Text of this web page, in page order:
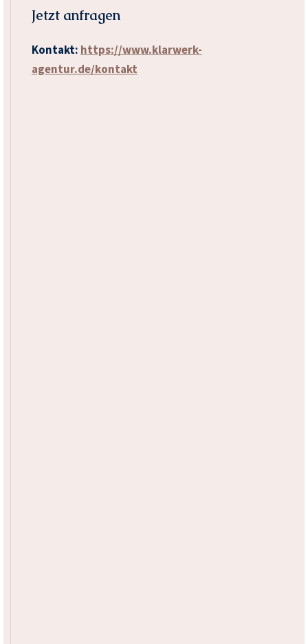
Jetzt anfragen
Kontakt: https://www.klarwerk-
agentur.de/kontakt